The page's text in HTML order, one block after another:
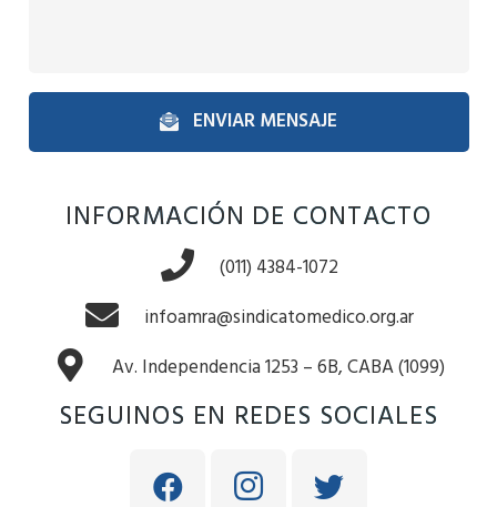
ENVIAR MENSAJE
INFORMACIÓN DE CONTACTO
(011) 4384-1072
infoamra@sindicatomedico.org.ar
Av. Independencia 1253 – 6B, CABA (1099)
SEGUINOS EN REDES SOCIALES